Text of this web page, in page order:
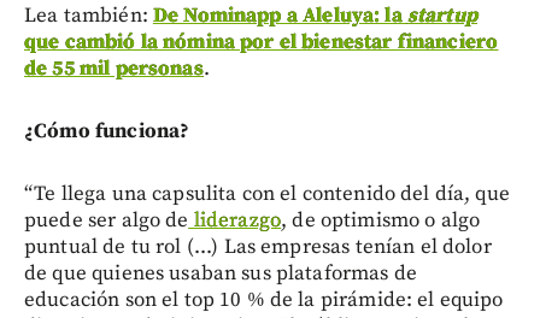
Lea también: De Nominapp a Aleluya: lastartup
que cambió la nómina por el bienestar financiero
de 55 mil personas.
¿Cómo funciona?
“Te llega una capsulita con el contenido del día, que
puede ser algo de liderazgo, de optimismo o algo
puntual de tu rol (...) Las empresas tenían el dolor
de que quienes usaban sus plataformas de
educación son el top 10 % de la pirámide: el equipo